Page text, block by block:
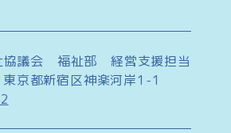
協議会 福祉部 経営支援担当
京都新宿区神楽河岸1-1